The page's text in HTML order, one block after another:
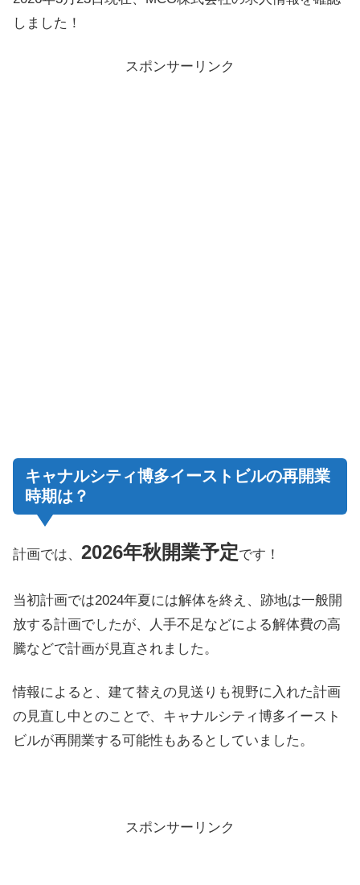
しました！
スポンサーリンク
キャナルシティ博多イーストビルの再開業
時期は？
計画では、 2026年秋開業予定です！
当初計画では2024年夏には解体を終え、跡地は一般開
放する計画でしたが、人手不足などによる解体費の高
騰などで計画が見直されました。
情報によると、建て替えの見送りも視野に入れた計画
の見直し中とのことで、キャナルシティ博多イースト
ビルが再開業する可能性もあるとしていました。
スポンサーリンク